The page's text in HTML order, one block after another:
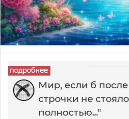
Мир, если б
строчки не
полностью..."